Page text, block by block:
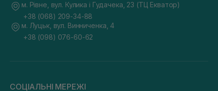
м. Рівне, вул. Кулика і Гудачека, 23 (ТЦ Екватор)
+38 (068) 209-34-88
м. Луцьк, вул. Винниченка, 4
+38 (098) 076-60-62
СОЦІАЛЬНІ МЕРЕЖІ